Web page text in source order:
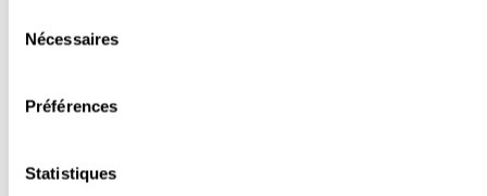
Nécessaires
Préférences
Statistiques